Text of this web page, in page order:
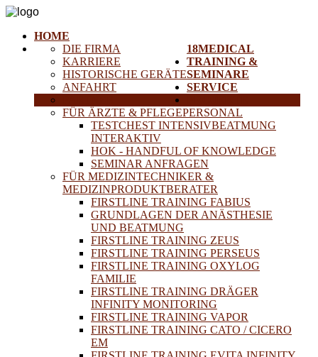
HOME
18MEDICAL
DIE FIRMA
KARRIERE
HISTORISCHE GERÄTE
ANFAHRT
TRAINING &
SEMINARE
FÜR ÄRZTE & PFLEGEPERSONAL
TESTCHEST INTENSIVBEATMUNG
INTERAKTIV
HOK - HANDFUL OF KNOWLEDGE
SEMINAR ANFRAGEN
FÜR MEDIZINTECHNIKER &
MEDIZINPRODUKTBERATER
FIRSTLINE TRAINING FABIUS
GRUNDLAGEN DER ANÄSTHESIE
UND BEATMUNG
FIRSTLINE TRAINING ZEUS
FIRSTLINE TRAINING PERSEUS
FIRSTLINE TRAINING OXYLOG
FAMILIE
FIRSTLINE TRAINING DRÄGER
INFINITY MONITORING
FIRSTLINE TRAINING VAPOR
FIRSTLINE TRAINING CATO / CICERO
EM
SERVICE